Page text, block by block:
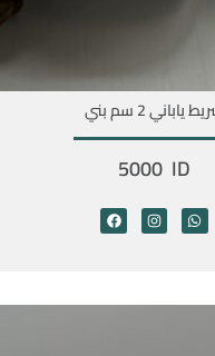
ياباني 2 سم بني
5000 ID